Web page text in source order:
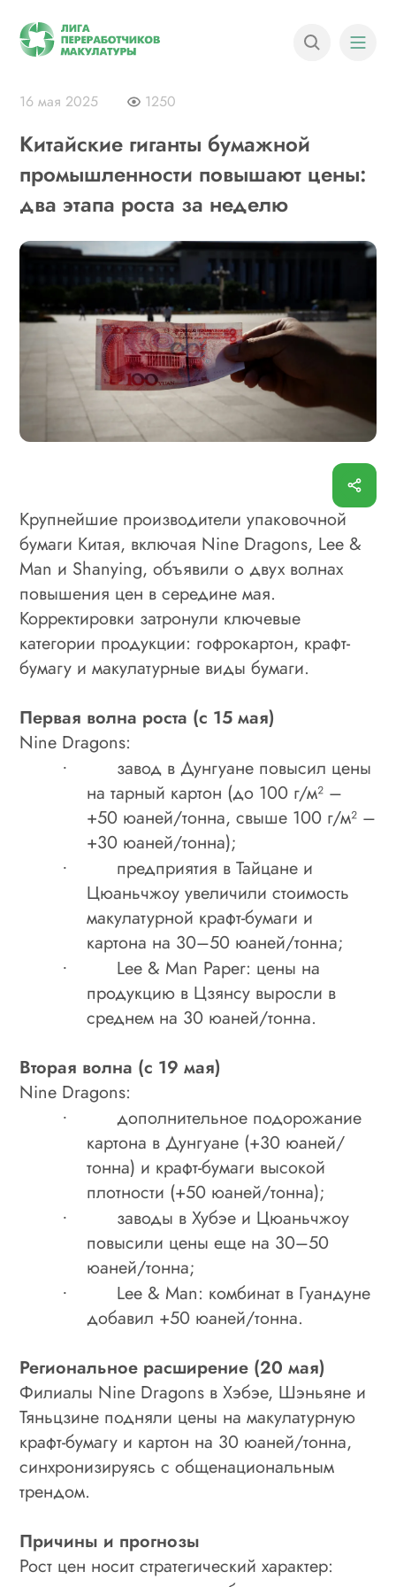
16 мая 2025 1250
Китайские гиганты бумажной
промышленности повышают цены:
два этапа роста за неделю
Крупнейшие производители упаковочной
бумаги Китая, включая Nine Dragons, Lee &
Man и Shanying, объявили о двух волнах
повышения цен в середине мая.
Корректировки затронули ключевые
категории продукции: гофрокартон, крафт-
бумагу и макулатурные виды бумаги.
Первая волна роста (с 15 мая)
Nine Dragons:
·
завод в Дунгуане повысил цены
на тарный картон (до 100 г/м² –
+50 юаней/тонна, свыше 100 г/м² –
+30 юаней/тонна);
·
предприятия в Тайцане и
Цюаньчжоу увеличили стоимость
макулатурной крафт-бумаги и
картона на 30–50 юаней/тонна;
·
Lee & Man Paper: цены на
продукцию в Цзянсу выросли в
среднем на 30 юаней/тонна.
Вторая волна (с 19 мая)
Nine Dragons:
·
дополнительное подорожание
картона в Дунгуане (+30 юаней/
тонна) и крафт-бумаги высокой
плотности (+50 юаней/тонна);
·
заводы в Хубэе и Цюаньчжоу
повысили цены еще на 30–50
юаней/тонна;
·
Lee & Man: комбинат в Гуандуне
добавил +50 юаней/тонна.
Региональное расширение (20 мая)
Филиалы Nine Dragons в Хэбэе, Шэньяне и
Тяньцзине подняли цены на макулатурную
крафт-бумагу и картон на 30 юаней/тонна,
синхронизируясь с общенациональным
трендом.
Причины и прогнозы
Рост цен носит стратегический характер: